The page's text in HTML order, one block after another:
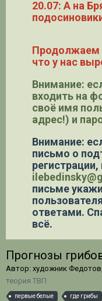
20.07: А на
Продолжаем
что у нас
Внимание:
входить на
своё имя
адрес!) и
Внимание:
письмо о
регистрации,
письме
ответами.
всё.
Прогнозы
Автор: художник Федотов,
теория ТВП
первые белые где грибы